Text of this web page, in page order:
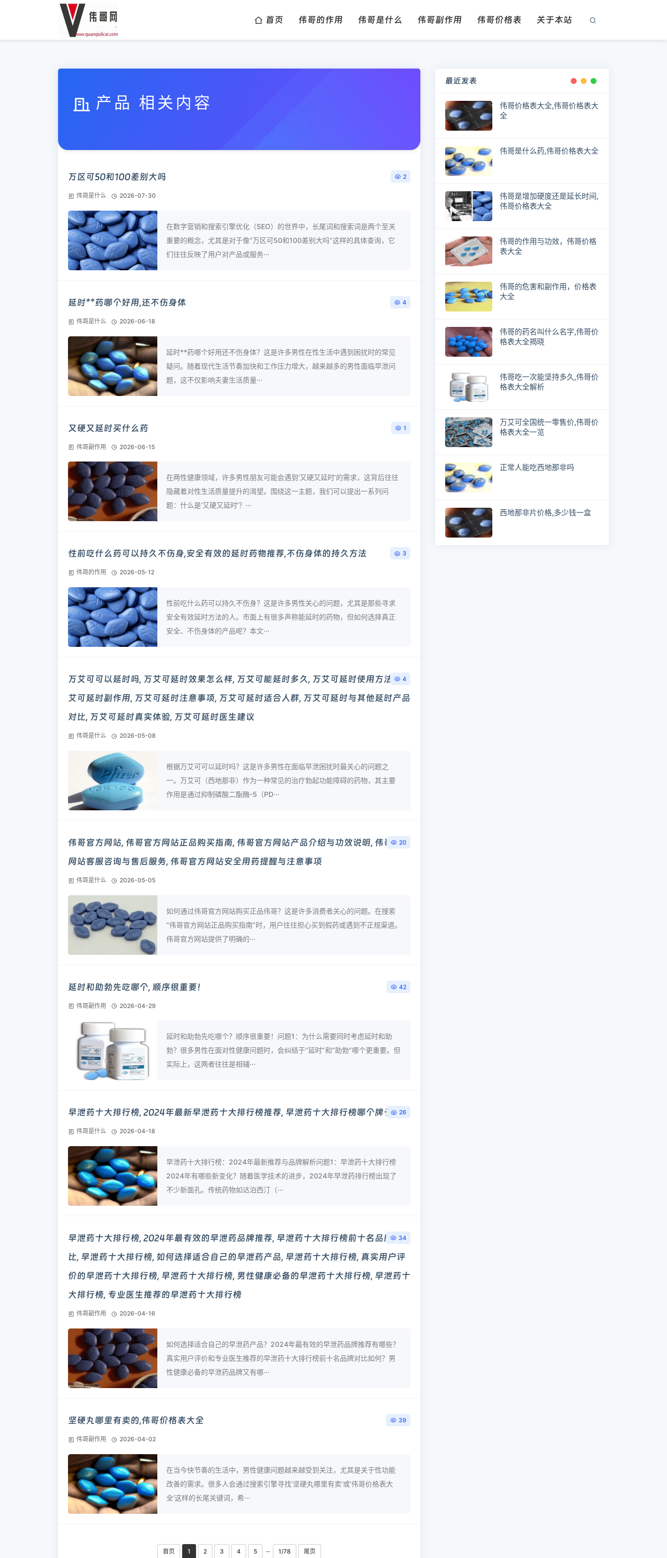
首页 伟哥的作用 伟哥是什么 伟哥副作用 伟哥价格表 关于本站
产品 相关内容
万区可50和100差别大吗
伟哥是什么 2026-07-30
2
在数字营销和搜索引擎优化（SEO）的世界中，长尾词和搜索词是两个至关
重要的概念，尤其是对于像“万区可50和100差别大吗”这样的具体查询，它
们往往反映了用户对产品或服务···
延时**药哪个好用,还不伤身体
伟哥是什么 2026-06-18
4
延时**药哪个好用还不伤身体？这是许多男性在性生活中遇到困扰时的常见
疑问。随着现代生活节奏加快和工作压力增大，越来越多的男性面临早泄问
题，这不仅影响夫妻生活质量···
又硬又延时买什么药
伟哥副作用 2026-06-15
1
在两性健康领域，许多男性朋友可能会遇到‘又硬又延时’的需求，这背后往往
隐藏着对性生活质量提升的渴望。围绕这一主题，我们可以提出一系列问
题：什么是‘又硬又延时’？···
性前吃什么药可以持久不伤身,安全有效的延时药物推荐,不伤身体的持久方法
伟哥的作用 2026-05-12
3
性前吃什么药可以持久不伤身？这是许多男性关心的问题，尤其是那些寻求
安全有效延时方法的人。市面上有很多声称能延时的药物，但如何选择真正
安全、不伤身体的产品呢？本文···
万艾可可以延时吗, 万艾可延时效果怎么样, 万艾可能延时多久, 万艾可延时使用方法, 万
艾可延时副作用, 万艾可延时注意事项, 万艾可延时适合人群, 万艾可延时与其他延时产品
对比, 万艾可延时真实体验, 万艾可延时医生建议
伟哥是什么 2026-05-08
4
根据万艾可可以延时吗？这是许多男性在面临早泄困扰时最关心的问题之
一。万艾可（西地那非）作为一种常见的治疗勃起功能障碍的药物，其主要
作用是通过抑制磷酸二酯酶-5（PD···
伟哥官方网站, 伟哥官方网站正品购买指南, 伟哥官方网站产品介绍与功效说明, 伟哥官方
网站客服咨询与售后服务, 伟哥官方网站安全用药提醒与注意事项
伟哥是什么 2026-05-05
20
如何通过伟哥官方网站购买正品伟哥？这是许多消费者关心的问题。在搜索
“伟哥官方网站正品购买指南”时，用户往往担心买到假药或遇到不正规渠道。
伟哥官方网站提供了明确的···
延时和助勃先吃哪个, 顺序很重要！
伟哥副作用 2026-04-29
42
延时和助勃先吃哪个？顺序很重要！问题1：为什么需要同时考虑延时和助
勃？很多男性在面对性健康问题时，会纠结于“延时”和“助勃”哪个更重要。但
实际上，这两者往往是相辅···
早泄药十大排行榜, 2024年最新早泄药十大排行榜推荐, 早泄药十大排行榜哪个牌子好
伟哥是什么 2026-04-18
26
早泄药十大排行榜：2024年最新推荐与品牌解析问题1：早泄药十大排行榜
2024年有哪些新变化？随着医学技术的进步，2024年早泄药排行榜出现了
不少新面孔。传统药物如达泊西汀（···
早泄药十大排行榜, 2024年最有效的早泄药品牌推荐, 早泄药十大排行榜前十名品牌对
比, 早泄药十大排行榜, 如何选择适合自己的早泄药产品, 早泄药十大排行榜, 真实用户评
价的早泄药十大排行榜, 早泄药十大排行榜, 男性健康必备的早泄药十大排行榜, 早泄药十
大排行榜, 专业医生推荐的早泄药十大排行榜
伟哥副作用 2026-04-16
34
如何选择适合自己的早泄药产品？2024年最有效的早泄药品牌推荐有哪些？
真实用户评价和专业医生推荐的早泄药十大排行榜前十名品牌对比如何？男
性健康必备的早泄药品牌又有哪···
坚硬丸哪里有卖的,伟哥价格表大全
伟哥副作用 2026-04-02
39
在当今快节奏的生活中，男性健康问题越来越受到关注，尤其是关于性功能
改善的需求。很多人会通过搜索引擎寻找‘坚硬丸哪里有卖’或‘伟哥价格表大
全’这样的长尾关键词，希···
首页 1 2 3 4 5 ··· 1/78 尾页
最近发表
伟哥价格表大全,伟哥价格表大
全
伟哥是什么药,伟哥价格表大全
伟哥是增加硬度还是延长时间,
伟哥价格表大全
伟哥的作用与功效，伟哥价格
表大全
伟哥的危害和副作用，价格表
大全
伟哥的药名叫什么名字,伟哥价
格表大全揭晓
伟哥吃一次能坚持多久,伟哥价
格表大全解析
万艾可全国统一零售价,伟哥价
格表大全一览
正常人能吃西地那非吗
西地那非片价格,多少钱一盒